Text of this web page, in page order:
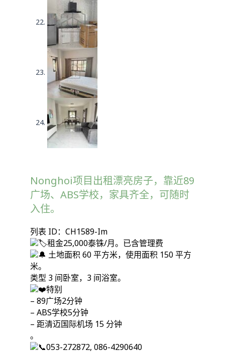
Nonghoi项目出租漂亮房子，靠近89
广场、ABS学校，家具齐全，可随时
入住。
列表 ID：CH1589-Im
租金25,000泰铢/月。已含管理费
土地面积 60 平方米，使用面积 150 平方
米。
类型 3 间卧室，3 间浴室。
特别
– 89广场2分钟
– ABS学校5分钟
– 距清迈国际机场 15 分钟
。
053-272872, 086-4290640